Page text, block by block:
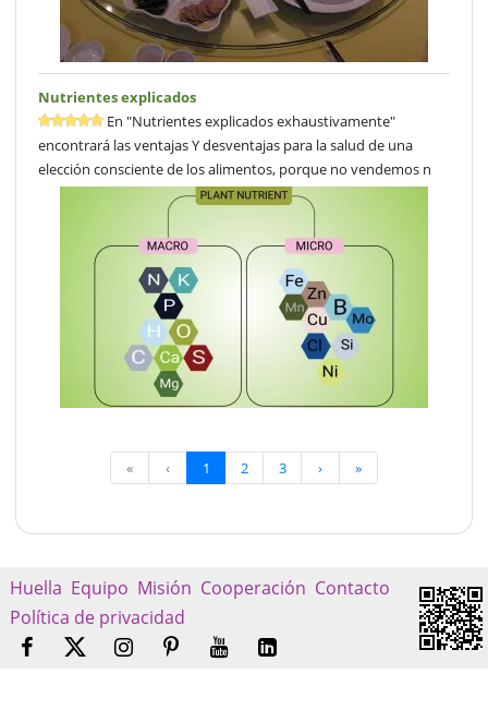
Nutrientes explicados
En "Nutrientes explicados exhaustivamente"
encontrará las ventajas Y desventajas para la salud de una
elección consciente de los alimentos, porque no vendemos n
« ‹ 1 2 3 › »
Huella Equipo Misión Cooperación Contacto
Política de privacidad